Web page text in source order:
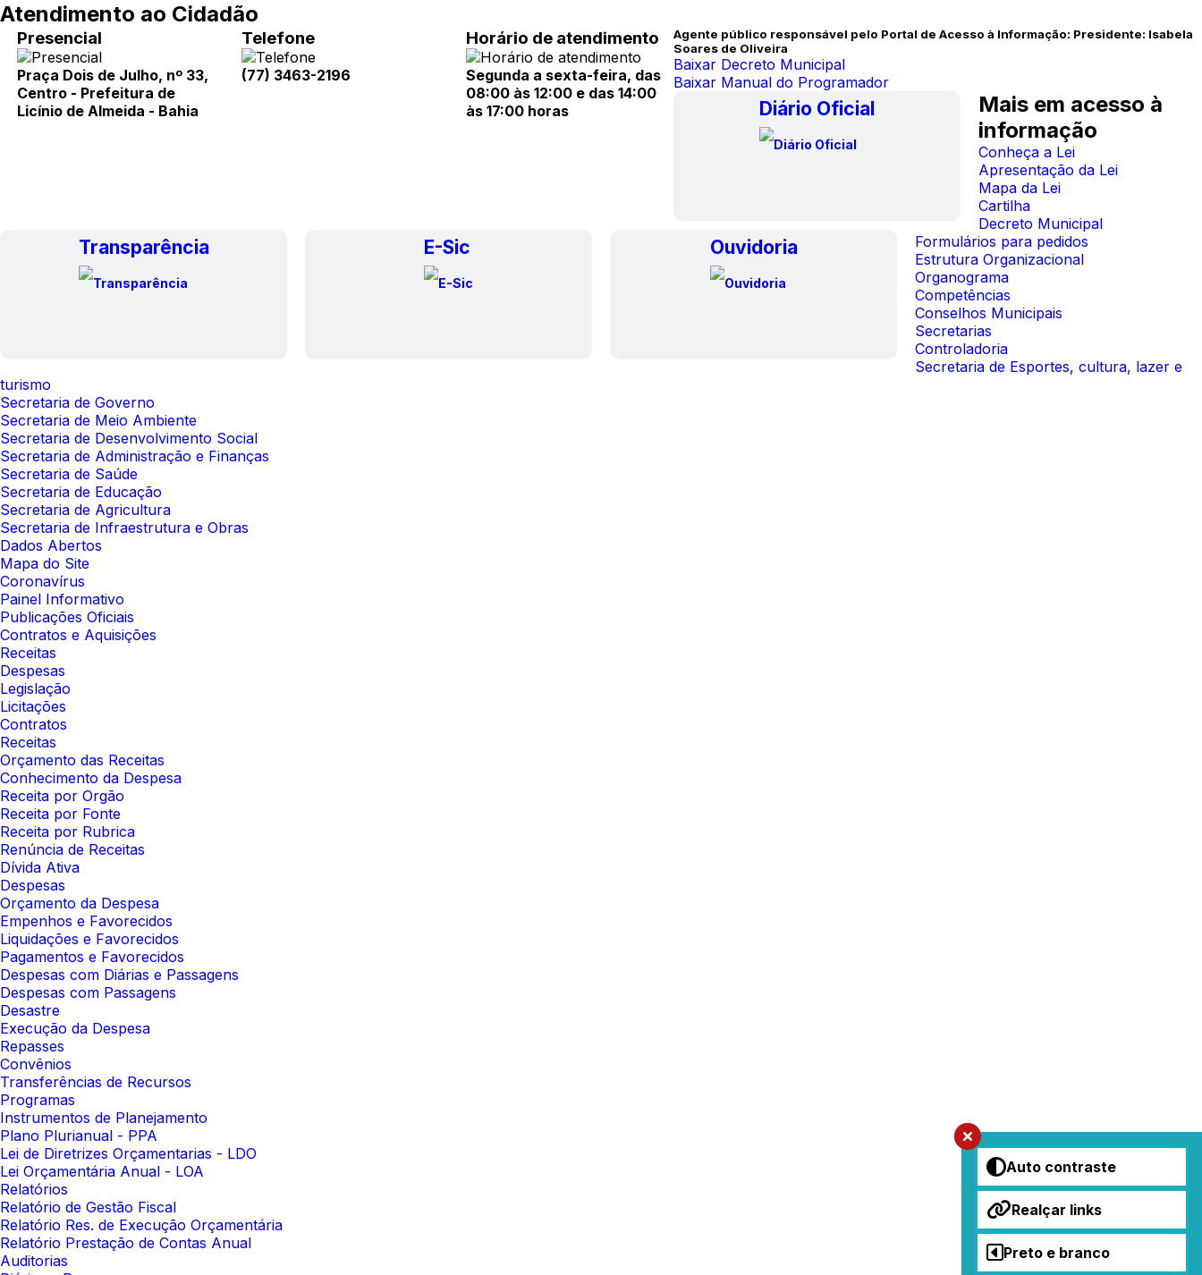
Auto contraste
Realçar links
Preto e branco
Atendimento ao Cidadão
Presencial
Praça Dois de Julho, nº 33,
Centro - Prefeitura de
Licínio de Almeida - Bahia
Telefone
(77) 3463-2196
Horário de atendimento
Segunda a sexta-feira, das
08:00 às 12:00 e das 14:00
às 17:00 horas
Agente público responsável pelo Portal de Acesso à Informação: Presidente: Isabela
Soares de Oliveira
Baixar Decreto Municipal
Baixar Manual do Programador
Diário Oficial
Transparência E-Sic Ouvidoria
Mais em acesso à
informação
Conheça a Lei
Apresentação da Lei
Mapa da Lei
Cartilha
Decreto Municipal
Formulários para pedidos
Estrutura Organizacional
Organograma
Competências
Conselhos Municipais
Secretarias
Controladoria
Secretaria de Esportes, cultura, lazer e
turismo
Secretaria de Governo
Secretaria de Meio Ambiente
Secretaria de Desenvolvimento Social
Secretaria de Administração e Finanças
Secretaria de Saúde
Secretaria de Educação
Secretaria de Agricultura
Secretaria de Infraestrutura e Obras
Dados Abertos
Mapa do Site
Coronavírus
Painel Informativo
Publicações Oficiais
Contratos e Aquisições
Receitas
Despesas
Legislação
Licitações
Contratos
Receitas
Orçamento das Receitas
Conhecimento da Despesa
Receita por Orgão
Receita por Fonte
Receita por Rubrica
Renúncia de Receitas
Dívida Ativa
Despesas
Orçamento da Despesa
Empenhos e Favorecidos
Liquidações e Favorecidos
Pagamentos e Favorecidos
Despesas com Diárias e Passagens
Despesas com Passagens
Desastre
Execução da Despesa
Repasses
Convênios
Transferências de Recursos
Programas
Instrumentos de Planejamento
Plano Plurianual - PPA
Lei de Diretrizes Orçamentarias - LDO
Lei Orçamentária Anual - LOA
Relatórios
Relatório de Gestão Fiscal
Relatório Res. de Execução Orçamentária
Relatório Prestação de Contas Anual
Auditorias